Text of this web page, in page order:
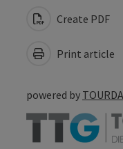
Create PDF
Print article
powered by